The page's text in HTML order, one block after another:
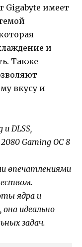
Gigabyte имеет
и
Также
вкусу и
DLSS,
Gaming OC 8
впечатлениями
ядра и
идеально
задач.